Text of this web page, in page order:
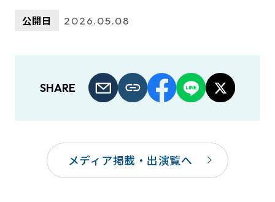
公開日 2026.05.08
SHARE
メディア掲載・出演覧へ